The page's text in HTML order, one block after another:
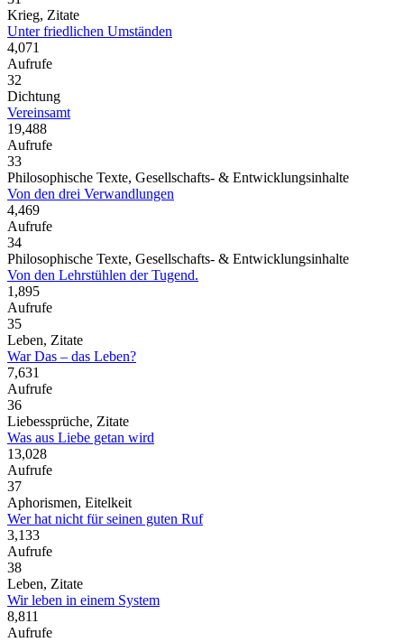
Krieg, Zitate
Unter friedlichen Umständen
4,071
Aufrufe
32
Dichtung
Vereinsamt
19,488
Aufrufe
33
Philosophische Texte, Gesellschafts- & Entwicklungsinhalte
Von den drei Verwandlungen
4,469
Aufrufe
34
Philosophische Texte, Gesellschafts- & Entwicklungsinhalte
Von den Lehrstühlen der Tugend.
1,895
Aufrufe
35
Leben, Zitate
War Das – das Leben?
7,631
Aufrufe
36
Liebessprüche, Zitate
Was aus Liebe getan wird
13,028
Aufrufe
37
Aphorismen, Eitelkeit
Wer hat nicht für seinen guten Ruf
3,133
Aufrufe
38
Leben, Zitate
Wir leben in einem System
8,811
Aufrufe